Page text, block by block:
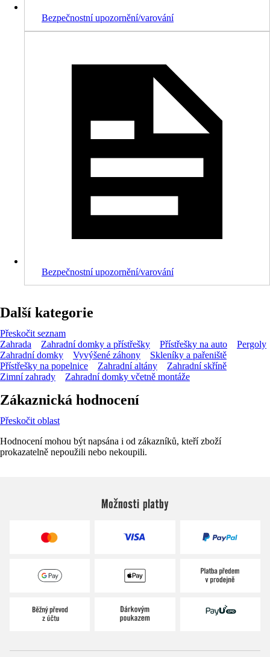
Bezpečnostní upozornění/varování
Bezpečnostní upozornění/varování
Další kategorie
Přeskočit seznam
Zahrada
Zahradní domky a přístřešky Přístřešky na auto
Pergoly
Zahradní domky
Vyvýšené záhony
Skleníky a pařeniště
Přístřešky na popelnice
Zahradní altány
Zahradní skříně
Zimní zahrady
Zahradní domky včetně montáže
Zákaznická hodnocení
Přeskočit oblast
Hodnocení mohou být napsána i od zákazníků, kteří zboží
prokazatelně nepoužili nebo nekoupili.
Možnosti platby